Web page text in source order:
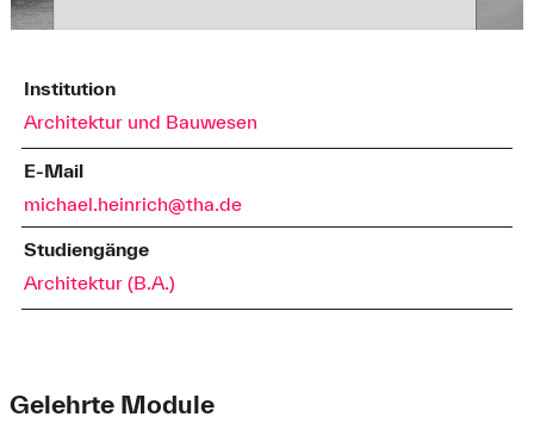
Institution
Architektur und Bauwesen
E-Mail
michael.heinrich@tha.de
Studiengänge
Architektur (B.A.)
Gelehrte Module